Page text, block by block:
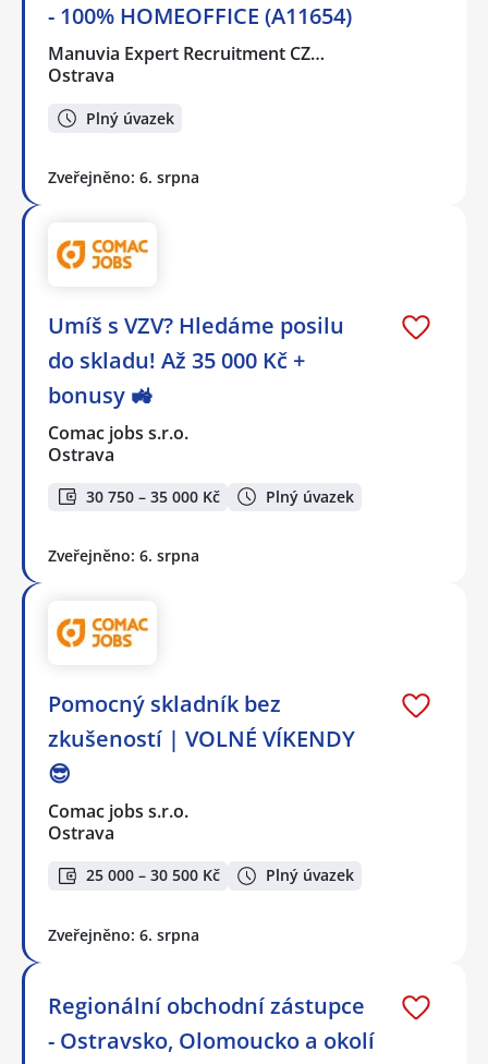
- 100% HOMEOFFICE (A11654)
Manuvia Expert Recruitment CZ…
Ostrava
Plný úvazek
Zveřejněno: 6. srpna
Umíš s VZV? Hledáme posilu
do skladu! Až 35 000 Kč +
bonusy 🚜
Comac jobs s.r.o.
Ostrava
30 750 – 35 000 Kč Plný úvazek
Zveřejněno: 6. srpna
Pomocný skladník bez
zkušeností | VOLNÉ VÍKENDY
😎
Comac jobs s.r.o.
Ostrava
25 000 – 30 500 Kč Plný úvazek
Zveřejněno: 6. srpna
Regionální obchodní zástupce
- Ostravsko, Olomoucko a okolí